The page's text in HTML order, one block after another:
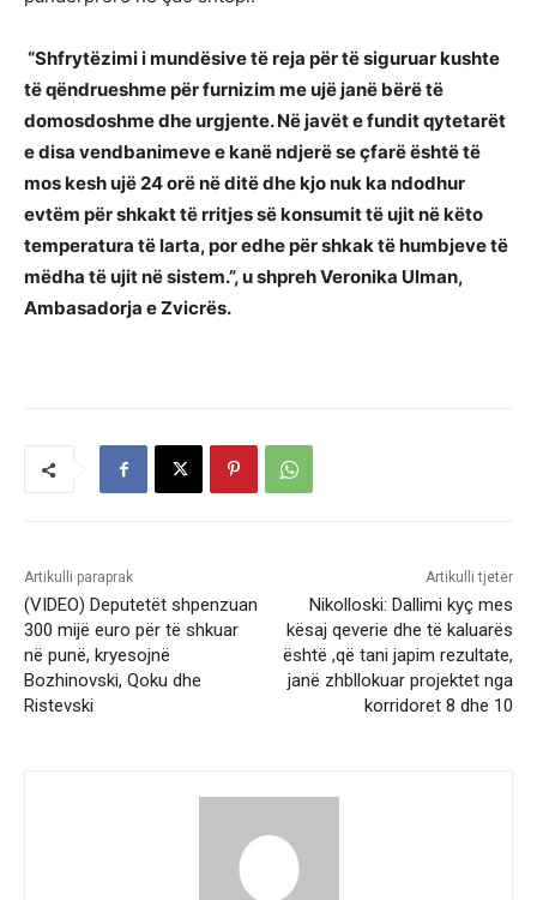
“Shfrytëzimi i mundësive të reja për të siguruar kushte
të qëndrueshme për furnizim me ujë janë bërë të
domosdoshme dhe urgjente. Në javët e fundit qytetarët
e disa vendbanimeve e kanë ndjerë se çfarë është të
mos kesh ujë 24 orë në ditë dhe kjo nuk ka ndodhur
evtëm për shkakt të rritjes së konsumit të ujit në këto
temperatura të larta, por edhe për shkak të humbjeve të
mëdha të ujit në sistem.”, u shpreh Veronika Ulman,
Ambasadorja e Zvicrës.
Artikulli paraprak
(VIDEO) Deputetët shpenzuan
300 mijë euro për të shkuar
në punë, kryesojnë
Bozhinovski, Qoku dhe
Ristevski
Artikulli tjetër
Nikolloski: Dallimi kyç mes
kësaj qeverie dhe të kaluarës
është ,që tani japim rezultate,
janë zhbllokuar projektet nga
korridoret 8 dhe 10